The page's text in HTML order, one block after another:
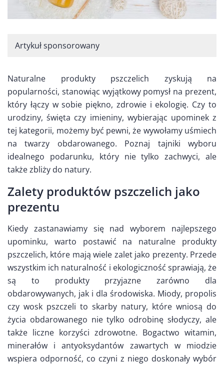
Artykuł sponsorowany
Naturalne produkty pszczelich zyskują na
popularności, stanowiąc wyjątkowy pomysł na prezent,
który łączy w sobie piękno, zdrowie i ekologię. Czy to
urodziny, święta czy imieniny, wybierając upominek z
tej kategorii, możemy być pewni, że wywołamy uśmiech
na twarzy obdarowanego. Poznaj tajniki wyboru
idealnego podarunku, który nie tylko zachwyci, ale
także zbliży do natury.
Zalety produktów pszczelich jako
prezentu
Kiedy zastanawiamy się nad wyborem najlepszego
upominku, warto postawić na naturalne produkty
pszczelich, które mają wiele zalet jako prezenty. Przede
wszystkim ich naturalność i ekologiczność sprawiają, że
są to produkty przyjazne zarówno dla
obdarowywanych, jak i dla środowiska. Miody, propolis
czy wosk pszczeli to skarby natury, które wniosą do
życia obdarowanego nie tylko odrobinę słodyczy, ale
także liczne korzyści zdrowotne. Bogactwo witamin,
minerałów i antyoksydantów zawartych w miodzie
wspiera odporność, co czyni z niego doskonały wybór